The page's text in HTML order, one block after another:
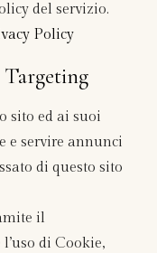
del servizio.
Policy
Targeting
sito ed ai suoi
e servire annunci
di questo sito
il
di Cookie,